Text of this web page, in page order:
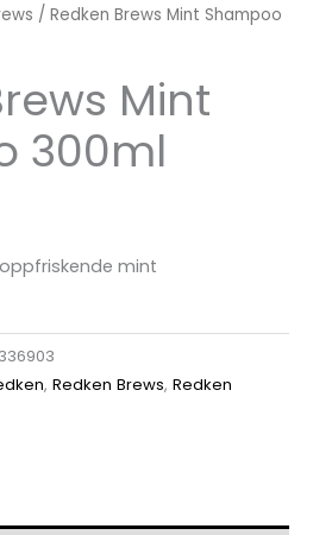
/ Redken Brews Mint Shampoo
Mint
300ml
mint
, Redken Brews, Redken